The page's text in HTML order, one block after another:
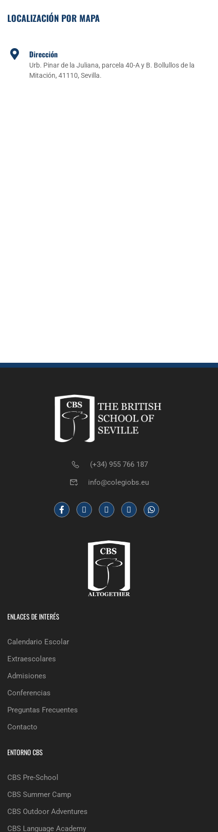
LOCALIZACIÓN POR MAPA
Dirección
Urb. Pinar de la Juliana, parcela 40-A y B. Bollullos de la
Mitación, 41110, Sevilla.
(+34) 955 766 187
info@colegiobs.eu
ENLACES DE INTERÉS
Calendario Escolar
Extraescolares
Admisiones
Conferencias
Preguntas Frecuentes
Contacto
ENTORNO CBS
CBS Pre-School
CBS Summer Camp
CBS Outdoor Adventures
CBS Language Academy